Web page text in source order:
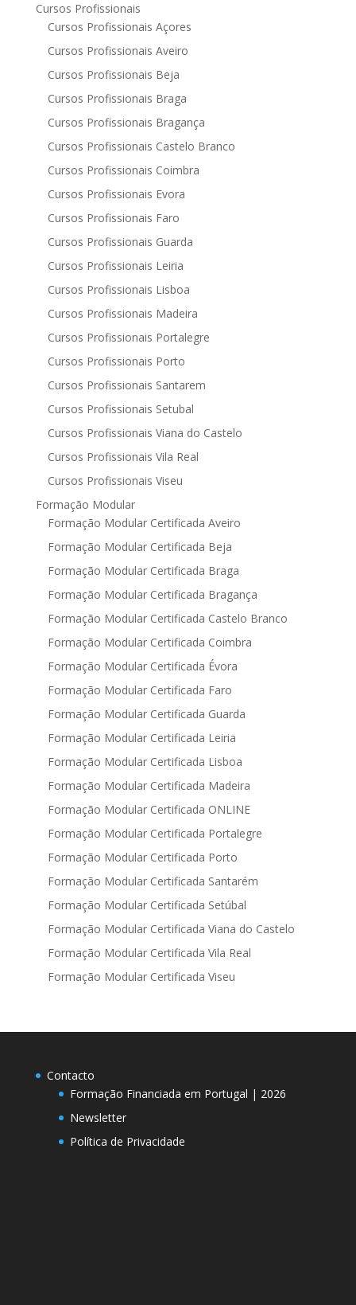
Cursos Profissionais
Cursos Profissionais Açores
Cursos Profissionais Aveiro
Cursos Profissionais Beja
Cursos Profissionais Braga
Cursos Profissionais Bragança
Cursos Profissionais Castelo Branco
Cursos Profissionais Coimbra
Cursos Profissionais Evora
Cursos Profissionais Faro
Cursos Profissionais Guarda
Cursos Profissionais Leiria
Cursos Profissionais Lisboa
Cursos Profissionais Madeira
Cursos Profissionais Portalegre
Cursos Profissionais Porto
Cursos Profissionais Santarem
Cursos Profissionais Setubal
Cursos Profissionais Viana do Castelo
Cursos Profissionais Vila Real
Cursos Profissionais Viseu
Formação Modular
Formação Modular Certificada Aveiro
Formação Modular Certificada Beja
Formação Modular Certificada Braga
Formação Modular Certificada Bragança
Formação Modular Certificada Castelo Branco
Formação Modular Certificada Coimbra
Formação Modular Certificada Évora
Formação Modular Certificada Faro
Formação Modular Certificada Guarda
Formação Modular Certificada Leiria
Formação Modular Certificada Lisboa
Formação Modular Certificada Madeira
Formação Modular Certificada ONLINE
Formação Modular Certificada Portalegre
Formação Modular Certificada Porto
Formação Modular Certificada Santarém
Formação Modular Certificada Setúbal
Formação Modular Certificada Viana do Castelo
Formação Modular Certificada Vila Real
Formação Modular Certificada Viseu
Contacto
Formação Financiada em Portugal | 2026
Newsletter
Política de Privacidade